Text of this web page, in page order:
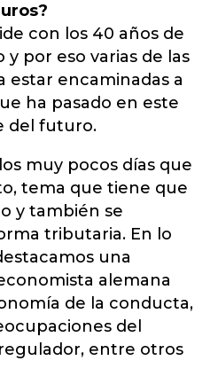
con los 40 años de
por eso varias de las
estar encaminadas a
ha pasado en este
del futuro.
muy pocos días que
tema que tiene que
y también se
tributaria. En lo
una
alemana
de la conducta,
del
entre otros